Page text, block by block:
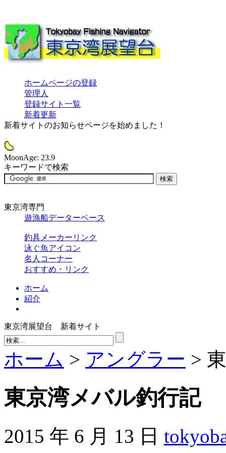
ホームページの登録
管理人
登録サイト一覧
新着更新
新着サイトのお知らせページを始めました！
MoonAge: 23.9
キーワードで検索
東京湾専門
遊漁船データーベース
釣具メーカーリンク
泳ぐ魚アイコン
名人コーナー
おすすめ・リンク
ホーム
紹介
東京湾展望台 新着サイト
ホーム > アングラー >
東京湾メバル釣行記
2015 年 6 月 13 日